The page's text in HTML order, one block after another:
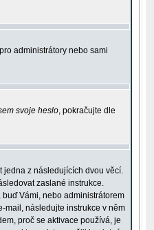
administrátory nebo sami
svoje heslo, pokračujte dle
jedna z následujících dvou věcí.
zaslané instrukce.
Vámi, nebo administrátorem
mail, následujte instrukce v něm
proč se aktivace používá, je